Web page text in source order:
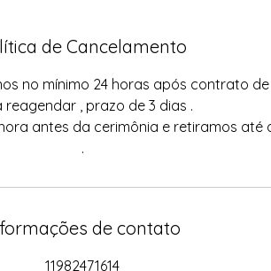
de Cancelamento
no mínimo 24 horas após contrato
reagendar , prazo de 3 dias .
antes da cerimônia e retiramos até
.
de contato
11982471614